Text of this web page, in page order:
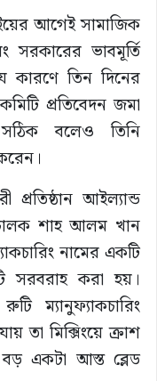
আগেই সামাজিক
সরকারের ভাবমূর্তি
কারণে তিন দিনের
প্রতিবেদন জমা
সঠিক বলেও তিনি
আইল্যান্ড
শাহ আলম খান
নামের একটি
সরবরাহ করা হয়।
ম্যানুফ্যাকচারিং
তা মিক্সিংয়ে ক্রাশ
একটা আস্ত ব্লেড